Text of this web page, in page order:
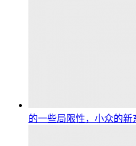
的一些局限性，小众的新